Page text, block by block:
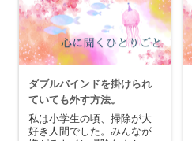
る方法がなかったからで
す。一番仲の良い友達のリ
エと話したとしても、リエ
は...
ダブルバインドを掛けられ
ていても外す方法。
私は小学生の頃、掃除が大
好き人間でした。みんなが